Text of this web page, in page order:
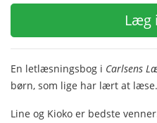
Læg
En letlæsningsbog i Carlsens
børn, som lige har lært at læse.
Line og Kioko er bedste